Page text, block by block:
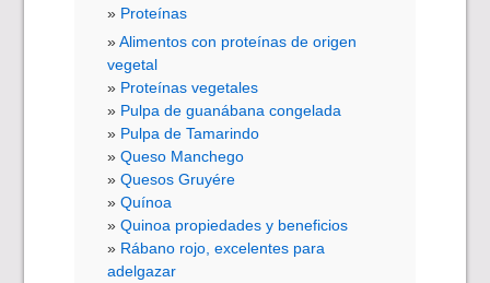
Proteínas
Alimentos con proteínas de origen
vegetal
Proteínas vegetales
Pulpa de guanábana congelada
Pulpa de Tamarindo
Queso Manchego
Quesos Gruyére
Quínoa
Quinoa propiedades y beneficios
Rábano rojo, excelentes para
adelgazar